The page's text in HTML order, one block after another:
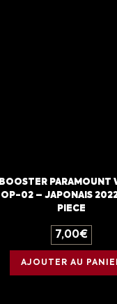
BOOSTER PARAMOUNT
OP-02 – JAPONAIS
PIECE
7,00€
AJOUTER AU